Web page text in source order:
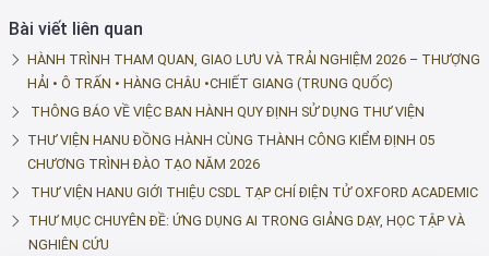
Bài viết liên quan
HÀNH TRÌNH THAM QUAN, GIAO LƯU VÀ TRẢI NGHIỆM 2026 – THƯỢNG
HẢI • Ô TRẤN • HÀNG CHÂU •CHIẾT GIANG (TRUNG QUỐC)
THÔNG BÁO VỀ VIỆC BAN HÀNH QUY ĐỊNH SỬ DỤNG THƯ VIỆN
THƯ VIỆN HANU ĐỒNG HÀNH CÙNG THÀNH CÔNG KIỂM ĐỊNH 05
CHƯƠNG TRÌNH ĐÀO TẠO NĂM 2026
THƯ VIỆN HANU GIỚI THIỆU CSDL TẠP CHÍ ĐIỆN TỬ OXFORD ACADEMIC
THƯ MỤC CHUYÊN ĐỀ: ỨNG DỤNG AI TRONG GIẢNG DẠY, HỌC TẬP VÀ
NGHIÊN CỨU